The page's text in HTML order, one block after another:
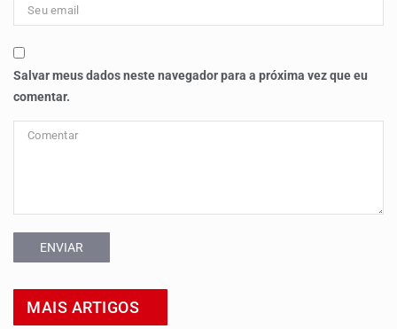
Salvar meus dados neste navegador para a próxima vez que eu
comentar.
ENVIAR
MAIS ARTIGOS